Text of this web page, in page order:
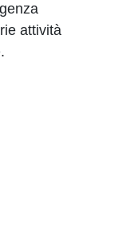
attività